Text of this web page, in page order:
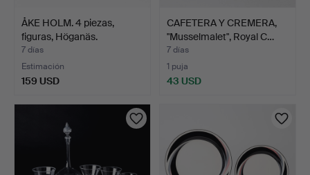
ÅKE HOLM. 4 piezas,
figuras, Höganäs.
7 días
Estimación
159 USD
CAFETERA Y CREMERA,
"Musselmalet", Royal C…
7 días
1 puja
43 USD